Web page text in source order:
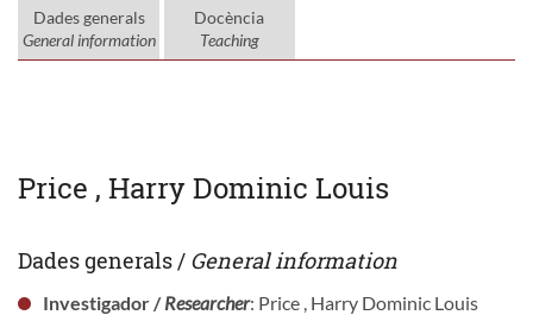
Dades generals
General information
Docència
Teaching
Price , Harry Dominic Louis
Dades generals / General information
Investigador /Researcher: Price , Harry Dominic Louis